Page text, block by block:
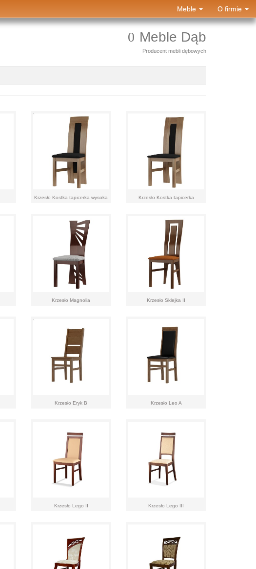
Meble O firmie
Meble Dąb
Producent mebli dębowych
Krzesło Kostka tapicerka wysoka Krzesło Kostka tapicerka
Krzesło Magnolia Krzesło Sklejka II
Krzesło Eryk B Krzesło Leo A
Krzesło Lego II Krzesło Lego III